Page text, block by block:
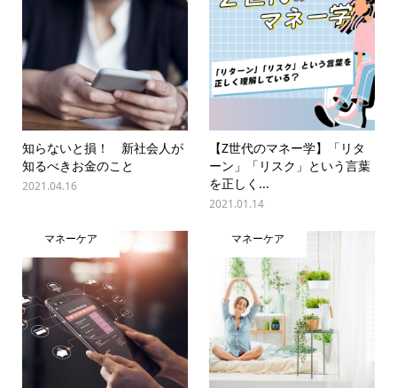
知らないと損！ 新社会人が
知るべきお金のこと
2021.04.16
【Z世代のマネー学】「リタ
ーン」「リスク」という言葉
を正しく...
2021.01.14
マネーケア マネーケア